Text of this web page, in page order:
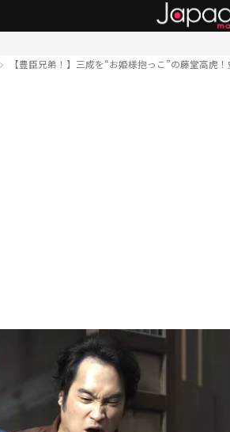
【豊臣兄弟！】三成を“お姫様抱っこ”の藤堂高虎